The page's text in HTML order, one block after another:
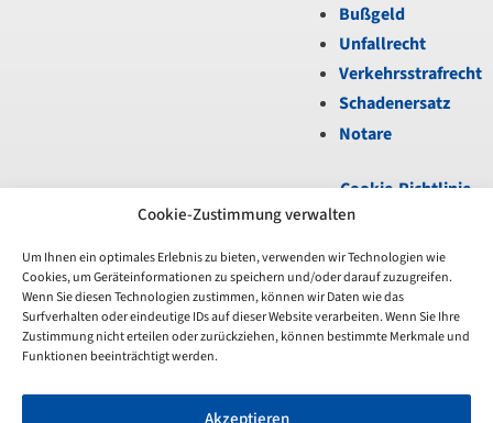
Cookie-Zustimmung verwalten
Um Ihnen ein optimales Erlebnis zu bieten, verwenden wir Technologien wie
Cookies, um Geräteinformationen zu speichern und/oder darauf zuzugreifen.
Wenn Sie diesen Technologien zustimmen, können wir Daten wie das
Surfverhalten oder eindeutige IDs auf dieser Website verarbeiten. Wenn Sie Ihre
Zustimmung nicht erteilen oder zurückziehen, können bestimmte Merkmale und
Funktionen beeinträchtigt werden.
Unfortunately,
the
7-
day
period
Bußgeld
Unfallrecht
Verkehrsstrafrecht
Schadenersatz
Notare
Cookie-Richtlinie
(EU)